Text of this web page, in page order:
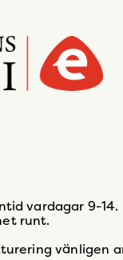
vardagar 9-14.
runt.
vänligen